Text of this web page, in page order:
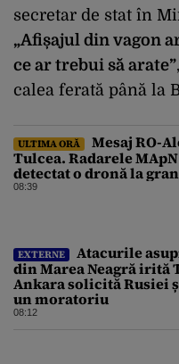
secretar de stat în
„Afișajul din vagon
ce ar trebui să arate”
calea ferată până la
ULTIMA ORĂ
Mesaj RO-
Tulcea. Radarele
detectat o dronă la
08:39
EXTERNE
Atacurile
din Marea Neagră irită
Ankara solicită Rusiei
un moratoriu
08:12